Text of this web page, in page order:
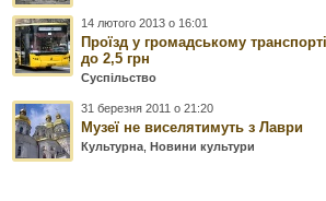
14 лютого 2013 о 16:01
Проїзд у громадському
до 2,5 грн
Суспільство
31 березня 2011 о 21:20
Музеї не виселятимуть з Лаври
Культурна ,Новини культури